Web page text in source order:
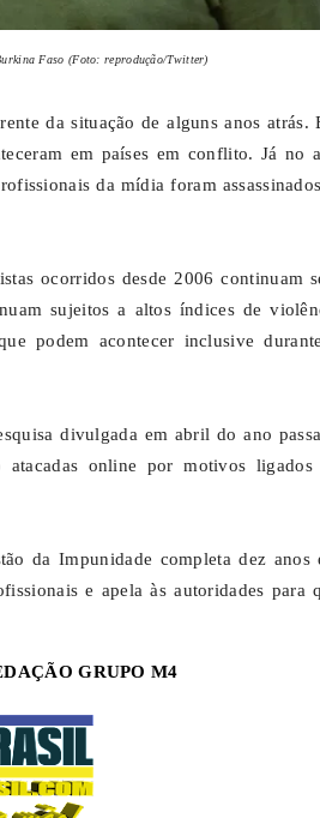
Faso (Foto: reprodução/Twitter)
da situação de alguns anos atrás.
em países em conflito. Já no
da mídia foram
ocorridos desde 2006 continuam
sujeitos a altos índices de
podem acontecer inclusive
divulgada em abril do ano
atacadas online por motivos ligados
da Impunidade completa dez anos
e apela às autoridades para
GRUPO M4